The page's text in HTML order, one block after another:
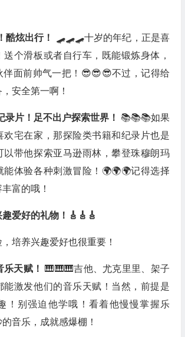
酷炫出行！
🛹🛹🛹十岁的年纪，正是喜
送个滑板或者自行车，既能锻炼身体，
伴面前帅气一把！😎😎😎不过，记得给
安全第一啊！
录片！足不出户探索世界！ 📚📚📚如果
欢宅在家，那探险类书籍和纪录片也是
以带他探索亚马逊雨林，攀登珠穆朗玛
能体验各种刺激冒险！🌍🌍🌍记得选择
富的哦！
爱好的礼物！🎸🎸🎸
培养兴趣爱好也很重要！
乐天赋！ 🎹🎹🎹吉他、尤克里里、架子
激发他们的音乐天赋！当然，前提是
！别强迫他学哦！看着他慢慢掌握乐
音乐，成就感爆棚！